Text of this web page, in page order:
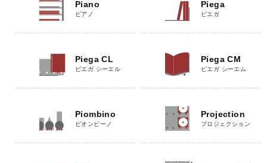
Piano
ピアノ
Piega
ピエガ
Piega CL
ピエガ シーエル
Piega CM
ピエガ シーエム
Piombino
ピオンビーノ
Projection
プロジェクション